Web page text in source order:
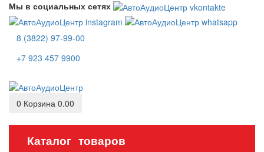
Мы в социальных сетях
8 (3822) 97-99-00
+7 923 457 9900
0 Корзина 0.00
Каталог товаров